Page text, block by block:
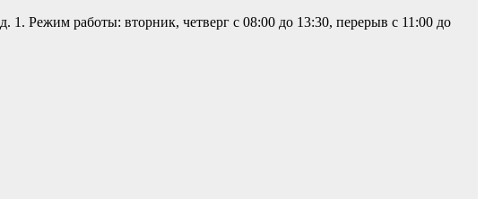
1. Режим работы: вторник, четверг с 08:00 до 13:30, перерыв с 11:00 до